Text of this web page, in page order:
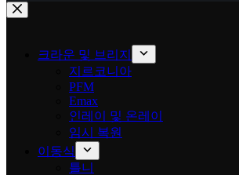
크라운 및 브리지
지르코니아
PFM
Emax
인레이 및 온레이
임시 복원
이동식
틀니